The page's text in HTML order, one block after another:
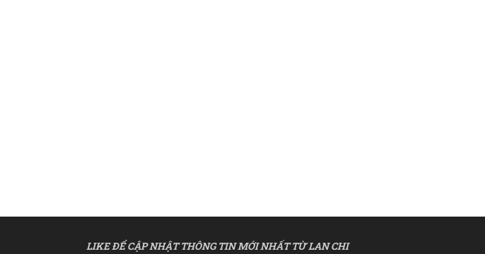
LIKE ĐỂ CẬP NHẬT THÔNG TIN MỚI NHẤT TỪ LAN CHI